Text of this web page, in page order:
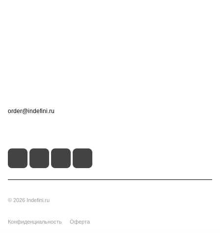
order@indefini.ru
© 2026 Indefini.ru
Конфиденциальность Оферта